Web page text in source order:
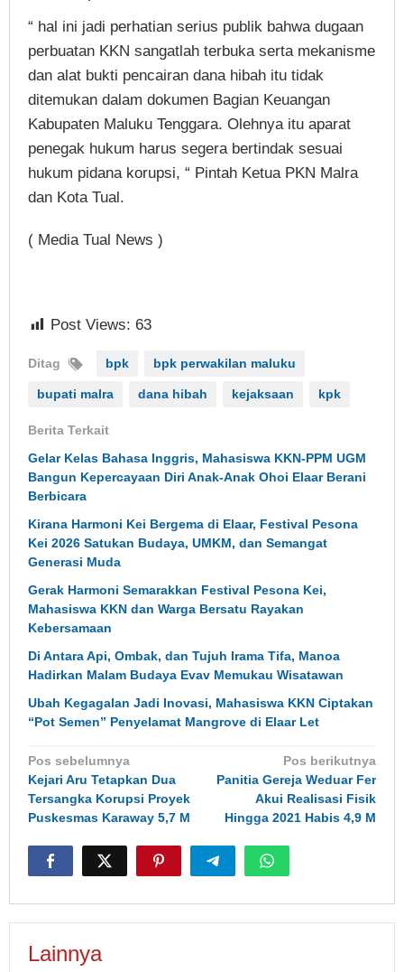
“ hal ini jadi perhatian serius publik bahwa dugaan
perbuatan KKN sangatlah terbuka serta mekanisme
dan alat bukti pencairan dana hibah itu tidak
ditemukan dalam dokumen Bagian Keuangan
Kabupaten Maluku Tenggara. Olehnya itu aparat
penegak hukum harus segera bertindak sesuai
hukum pidana korupsi, “ Pintah Ketua PKN Malra
dan Kota Tual.
( Media Tual News )
Post Views: 63
Ditag bpk bpk perwakilan maluku
bupati malra dana hibah kejaksaan kpk
Berita Terkait
Gelar Kelas Bahasa Inggris, Mahasiswa KKN-PPM UGM
Bangun Kepercayaan Diri Anak-Anak Ohoi Elaar Berani
Berbicara
Kirana Harmoni Kei Bergema di Elaar, Festival Pesona
Kei 2026 Satukan Budaya, UMKM, dan Semangat
Generasi Muda
Gerak Harmoni Semarakkan Festival Pesona Kei,
Mahasiswa KKN dan Warga Bersatu Rayakan
Kebersamaan
Di Antara Api, Ombak, dan Tujuh Irama Tifa, Manoa
Hadirkan Malam Budaya Evav Memukau Wisatawan
Ubah Kegagalan Jadi Inovasi, Mahasiswa KKN Ciptakan
“Pot Semen” Penyelamat Mangrove di Elaar Let
Navigasi
pos
Pos sebelumnya
Kejari Aru Tetapkan Dua
Tersangka Korupsi Proyek
Puskesmas Karaway 5,7 M
Pos berikutnya
Panitia Gereja Weduar Fer
Akui Realisasi Fisik
Hingga 2021 Habis 4,9 M
Lainnya